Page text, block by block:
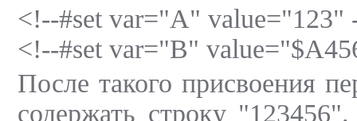
<!--#set var="A" value="123"
<!--#set var="B"
После такого присвоения
содержать строку